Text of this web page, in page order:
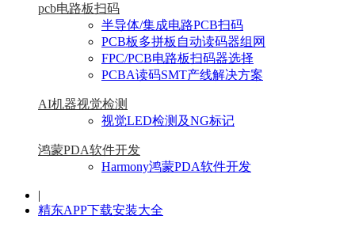
pcb电路板扫码
半导体/集成电路PCB扫码
PCB板多拼板自动读码器组网
FPC/PCB电路板扫码器选择
PCBA读码SMT产线解决方案
AI机器视觉检测
视觉LED检测及NG标记
鸿蒙PDA软件开发
Harmony鸿蒙PDA软件开发
|
精东APP下载安装大全